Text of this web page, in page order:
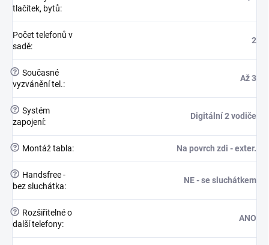
tlačítek, bytů:
Počet telefonů v
sadě:
2
? Současné
vyzvánění tel.:
Až 3
? Systém
zapojení:
Digitální 2 vodiče
? Montáž tabla: Na povrch zdi - exter.
?
Handsfree -
bez sluchátka:
NE - se sluchátkem
?
Rozšiřitelné o
další telefony:
ANO